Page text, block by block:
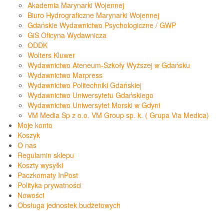
Akademia Marynarki Wojennej
Biuro Hydrograficzne Marynarki Wojennej
Gdańskie Wydawnictwo Psychologiczne / GWP
GiS Oficyna Wydawnicza
ODDK
Wolters Kluwer
Wydawnictwo Ateneum-Szkoły Wyższej w Gdańsku
Wydawnictwo Marpress
Wydawnictwo Politechniki Gdańskiej
Wydawnictwo Uniwersytetu Gdańskiego
Wydawnictwo Uniwersytet Morski w Gdyni
VM Media Sp z o.o. VM Group sp. k. ( Grupa Via Medica)
Moje konto
Koszyk
O nas
Regulamin sklepu
Koszty wysyłki
Paczkomaty InPost
Polityka prywatności
Nowości
Obsługa jednostek budżetowych